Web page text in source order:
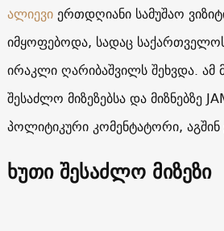
ალიევიერთდღიანი სამუშაო
იმყოფებოდა, სადაც
ირაკლი ღარიბაშვილს შეხვდა. ამ
შესაძლო მიზეზებსა და მიზნებზე
პოლიტიკური კომენტატორი, აგშინ
ხუთი შესაძლო მიზეზი